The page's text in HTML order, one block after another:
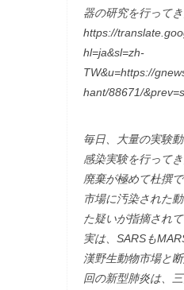
器の研究を行ってき
https://
hl=ja&sl=zh-
TW&u=https://
hant/88671/
毎日、大量の実験
感染実験を行って
廃棄が極めて杜撰
市場に汚染された
た疑いが指摘されて
実は、SARSも
漢野生動物市場と
回の新型肺炎は、